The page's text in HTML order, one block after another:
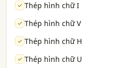
Thép hình chữ I
Thép hình chữ V
Thép hình chữ H
Thép hình chữ U